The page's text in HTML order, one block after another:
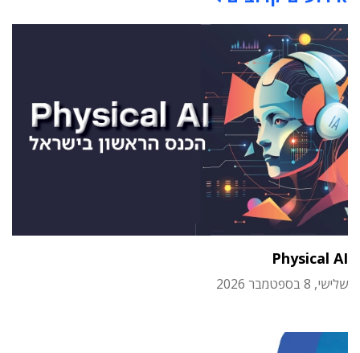
Physical AI
שלישי, 8 בספטמבר 2026